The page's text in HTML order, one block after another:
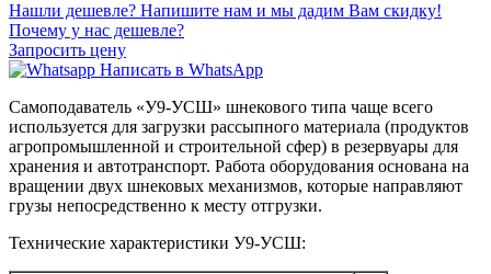
Нашли дешевле? Напишите нам и мы дадим Вам скидку!
Почему у нас дешевле?
Запросить цену
Написать в WhatsApp
Самоподаватель «У9-УСШ» шнекового типа чаще всего
используется для загрузки рассыпного материала (продуктов
агропромышленной и строительной сфер) в резервуары для
хранения и автотранспорт. Работа оборудования основана на
вращении двух шнековых механизмов, которые направляют
грузы непосредственно к месту отгрузки.
Технические характеристики У9-УСШ: